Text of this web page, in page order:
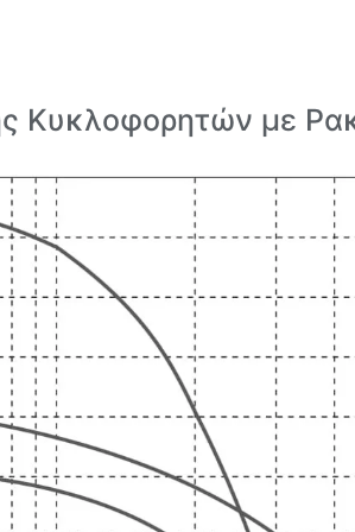
Κυκλοφορητών με